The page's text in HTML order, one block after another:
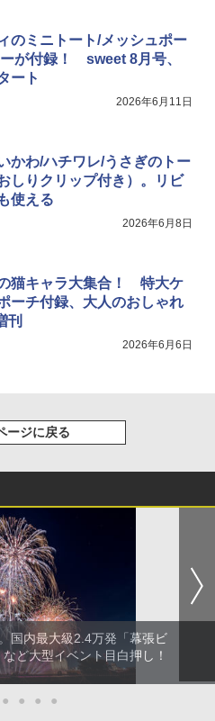
のミニトート/メッシュポー
が付録！ sweet 8月号、
ート
2026年6月11日
かわ/ハチワレ/うさぎのトー
しりクリップ付き）。リビ
使える
2026年6月8日
猫キャラ大集合！ 特大ケ
ーチ付録、大人のおしゃれ
刊
2026年6月6日
ージに戻る
国内最大級2.4万発「幕張ビ
ど大型イベント目白押し！
● ● ● ●